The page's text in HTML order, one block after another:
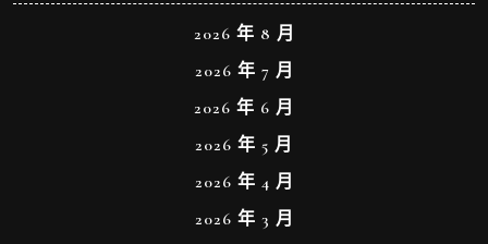
2026 年 8 月
2026 年 7 月
2026 年 6 月
2026 年 5 月
2026 年 4 月
2026 年 3 月